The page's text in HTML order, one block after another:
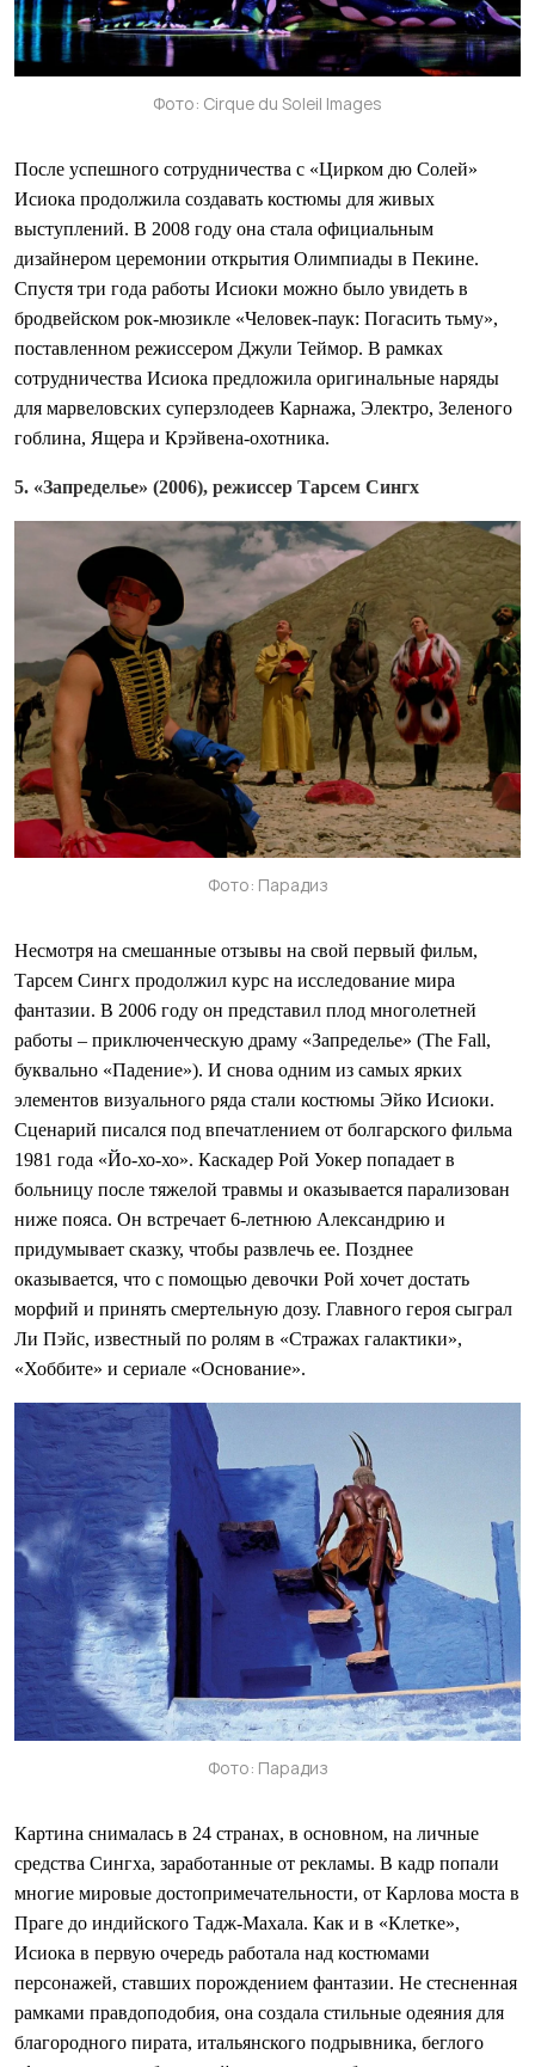
Фото: Cirque du Soleil Images
После успешного сотрудничества с «Цирком дю Солей»
Исиока продолжила создавать костюмы для живых
выступлений. В 2008 году она стала официальным
дизайнером церемонии открытия Олимпиады в Пекине.
Спустя три года работы Исиоки можно было увидеть в
бродвейском рок-мюзикле «Человек-паук: Погасить тьму»,
поставленном режиссером Джули Теймор. В рамках
сотрудничества Исиока предложила оригинальные наряды
для марвеловских суперзлодеев Карнажа, Электро, Зеленого
гоблина, Ящера и Крэйвена-охотника.
5. «Запределье» (2006), режиссер Тарсем Сингх
Фото: Парадиз
Несмотря на смешанные отзывы на свой первый фильм,
Тарсем Сингх продолжил курс на исследование мира
фантазии. В 2006 году он представил плод многолетней
работы – приключенческую драму «Запределье» (The Fall,
буквально «Падение»). И снова одним из самых ярких
элементов визуального ряда стали костюмы Эйко Исиоки.
Сценарий писался под впечатлением от болгарского фильма
1981 года «Йо-хо-хо». Каскадер Рой Уокер попадает в
больницу после тяжелой травмы и оказывается парализован
ниже пояса. Он встречает 6-летнюю Александрию и
придумывает сказку, чтобы развлечь ее. Позднее
оказывается, что с помощью девочки Рой хочет достать
морфий и принять смертельную дозу. Главного героя сыграл
Ли Пэйс, известный по ролям в «Стражах галактики»,
«Хоббите» и сериале «Основание».
Фото: Парадиз
Картина снималась в 24 странах, в основном, на личные
средства Сингха, заработанные от рекламы. В кадр попали
многие мировые достопримечательности, от Карлова моста в
Праге до индийского Тадж-Махала. Как и в «Клетке»,
Исиока в первую очередь работала над костюмами
персонажей, ставших порождением фантазии. Не стесненная
рамками правдоподобия, она создала стильные одеяния для
благородного пирата, итальянского подрывника, беглого